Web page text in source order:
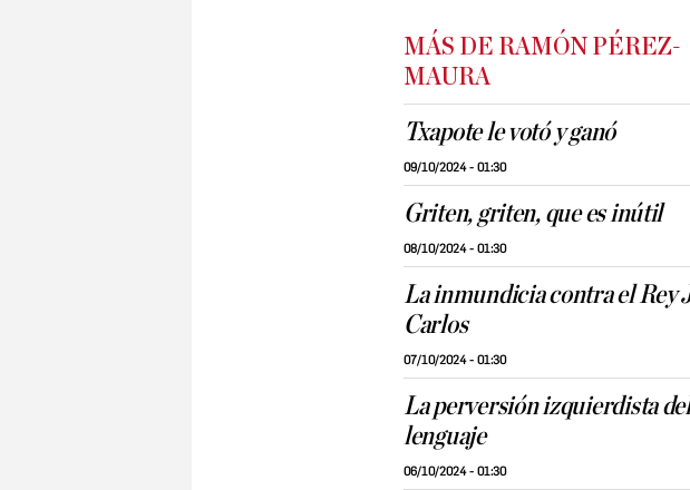
MÁS DE RAMÓN PÉREZ-
MAURA
Txapote le votó y ganó
09/10/2024 - 01:30
Griten, griten, que es inútil
08/10/2024 - 01:30
La inmundicia contra el Rey
Carlos
07/10/2024 - 01:30
La perversión izquierdista del
lenguaje
06/10/2024 - 01:30